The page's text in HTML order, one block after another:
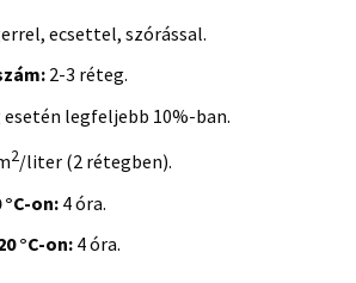
ecsettel, szórással.
2-3 réteg.
legfeljebb 10%-ban.
2/liter (2 rétegben).
on:4 óra.
°C-on:4 óra.